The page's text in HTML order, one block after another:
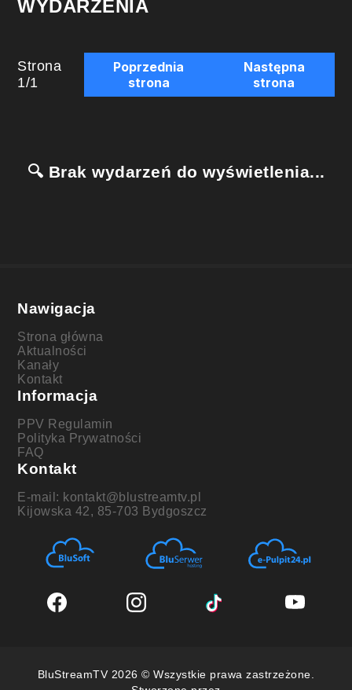
WYDARZENIA
Strona
1/1
Poprzednia
strona
Następna
strona
🔍 Brak wydarzeń do wyświetlenia...
Nawigacja
Strona główna
Aktualności
Kanały
Kontakt
Informacja
PPV Regulamin
Polityka Prywatności
FAQ
Kontakt
E-mail: kontakt@blustreamtv.pl
Kijowska 42, 85-703 Bydgoszcz
BluStreamTV 2026 © Wszystkie prawa zastrzeżone.